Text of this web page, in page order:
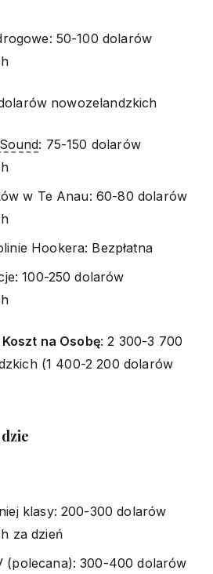
50-100 dolarów
nowozelandzkich
: 75-150 dolarów
w Te Anau: 60-80 dolarów
Hookera: Bezpłatna
100-250 dolarów
na Osobę: 2 300-3 700
(1 400-2 200 dolarów
klasy: 200-300 dolarów
za dzień
(polecana): 300-400 dolarów